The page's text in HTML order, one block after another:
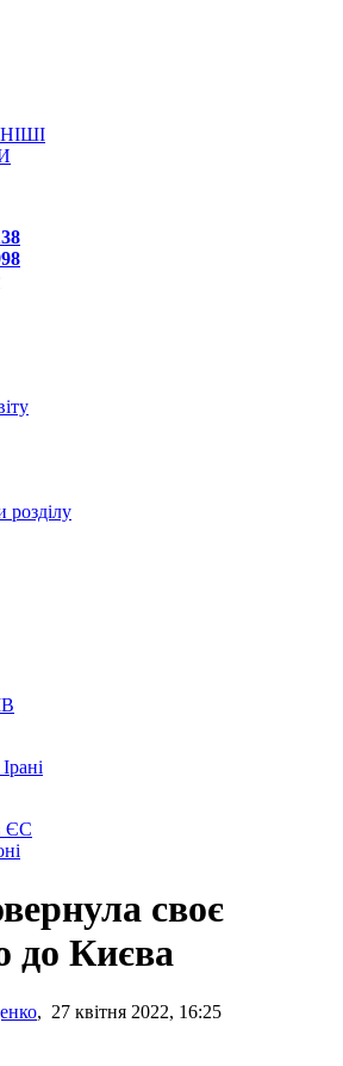
розділу
ЄС
своє
до Києва
, 27 квітня 2022, 16:25